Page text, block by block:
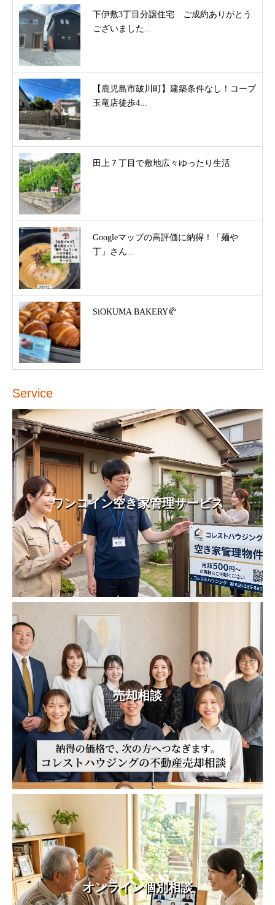
下伊敷3丁目分譲住宅 ご成約ありがとう
ございました...
【鹿児島市皷川町】建築条件なし！コープ
玉竜店徒歩4...
田上７丁目で敷地広々ゆったり生活
Googleマップの高評価に納得！「麺や
丁」さん...
SiOKUMA BAKERY🥐
Service
ワンコイン空き家管理サービス
売却相談
オンライン個別相談